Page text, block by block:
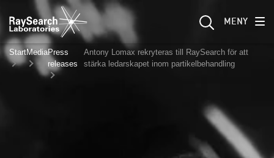
MENY
StartMediaPress
releases
Antony Lomax rekryteras till RaySearch för att
stärka ledarskapet inom partikelbehandling